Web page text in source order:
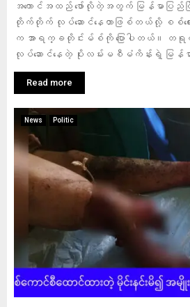
အကောင်အထည် ဖော်လိုတဲ့အတွက် မြန်မာပြည်ငြိ
တိုက်တိုက် လုပ်ဆောင်နေတာဖြစ်တယ်လို့ စစ်ရ
က အာရက္ခတိုင်းမ်စ်ကို ပြောပါတယ်။ တရု
လုပ်ဆောင်နေတဲ့ ပိုးလမ်းမစီမံကိန်းရဲ့ မြန်မာ
Read more
News Politic